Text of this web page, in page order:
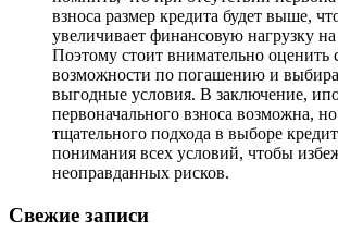
взноса размер кредита будет выше,
увеличивает финансовую нагрузку
Поэтому стоит внимательно оценить
возможности по погашению и
выгодные условия. В заключение,
первоначального взноса возможна, но
тщательного подхода в выборе
понимания всех условий, чтобы
неоправданных рисков.
Свежие записи